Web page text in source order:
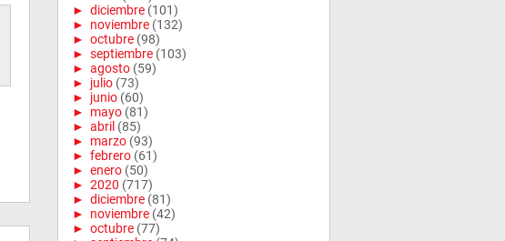
► diciembre (101)
► noviembre (132)
► octubre (98)
► septiembre (103)
► agosto (59)
► julio (73)
► junio (60)
► mayo (81)
► abril (85)
► marzo (93)
► febrero (61)
► enero (50)
► 2020 (717)
► diciembre (81)
► noviembre (42)
► octubre (77)